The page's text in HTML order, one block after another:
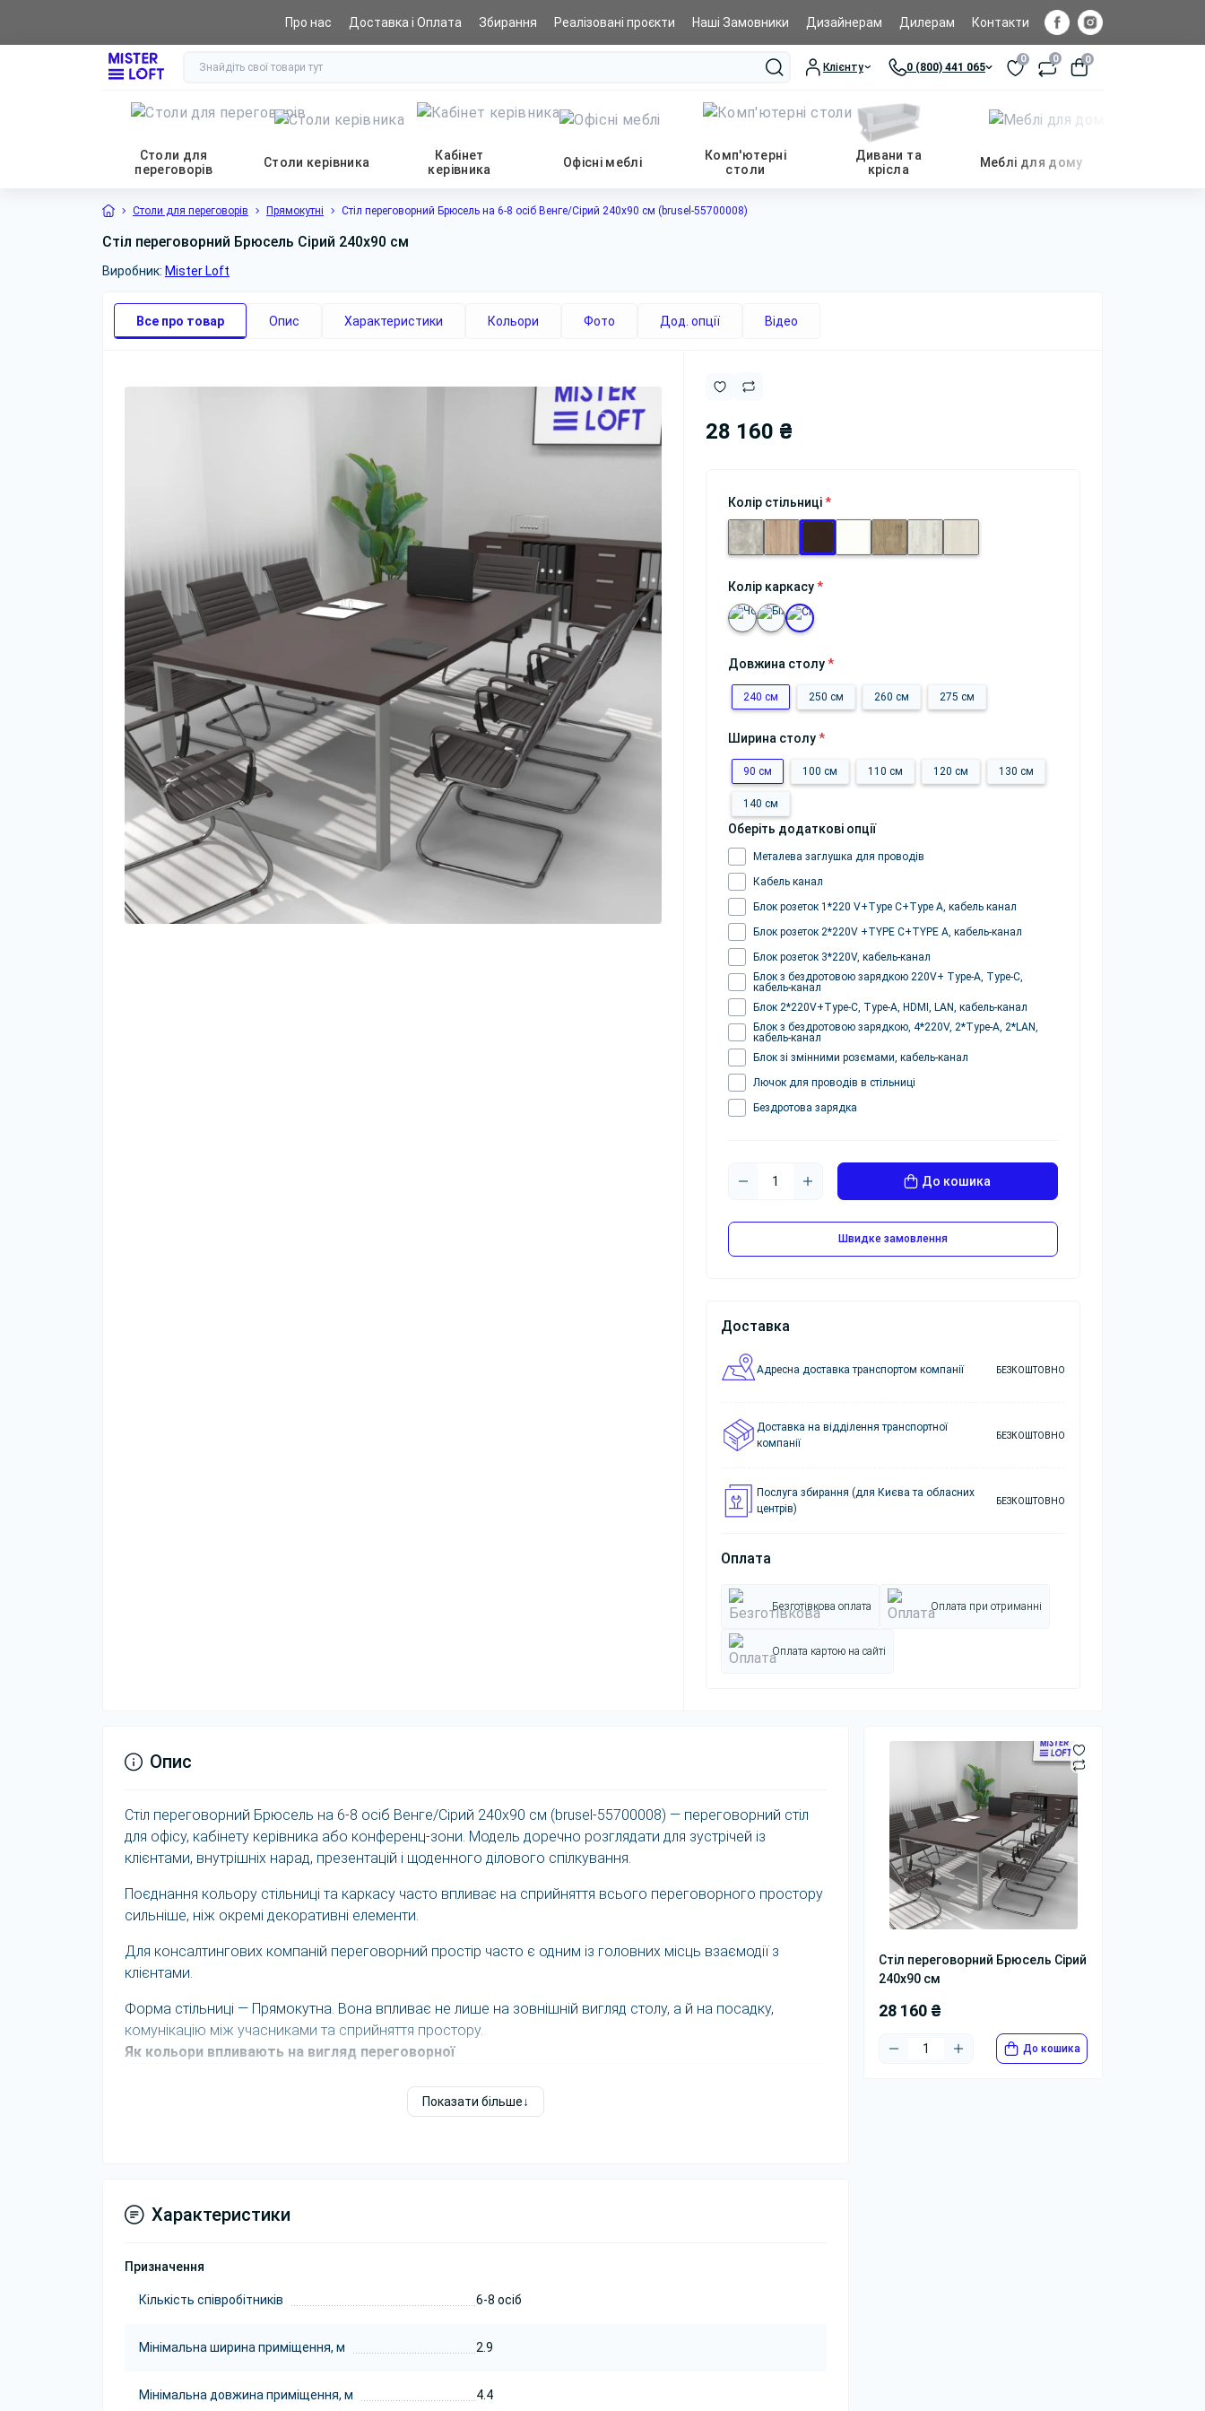
0 (800) 441 065
Про нас Доставка і Оплата Збирання Реалізовані проєкти Наші Замовники Дизайнерам Дилерам Контакти
Клієнту 0 (800) 441 065
0 0 0
Столи для
переговорів
Столи керівника
Кабінет
керівника
Офісні меблі
Комп'ютерні
столи
Дивани та
крісла
Меблі для дому
Столи для переговорів Прямокутні Стіл переговорний Брюсель на 6-8 осіб Венге/Сірий 240x90 см (brusel-55700008)
Стіл переговорний Брюсель Сірий 240x90 см
Виробник: Mister Loft
Все про товар Опис Характеристики Кольори Фото Дод. опції Відео
28 160 ₴
Колір стільниці*
Колір каркасу*
Довжина столу*
240 см 250 см 260 см 275 см
Ширина столу*
90 см 100 см 110 см 120 см 130 см
140 см
Оберіть додаткові опції
Металева заглушка для проводів
Кабель канал
Блок розеток 1*220 V+Type C+Type A, кабель канал
Блок розеток 2*220V +TYPE C+TYPE A, кабель-канал
Блок розеток 3*220V, кабель-канал
Блок з бездротовою зарядкою 220V+ Type-A, Type-C,
кабель-канал
Блок 2*220V+Type-C, Type-A, HDMI, LAN, кабель-канал
Блок з бездротовою зарядкою, 4*220V, 2*Type-A, 2*LAN,
кабель-канал
Блок зі змінними розємами, кабель-канал
Лючок для проводів в стільниці
Бездротова зарядка
До кошика
Швидке замовлення
Доставка
Адресна доставка транспортом компанії БЕЗКОШТОВНО
Доставка на відділення транспортної
компанії
БЕЗКОШТОВНО
Послуга збирання (для Києва та обласних
центрів)
БЕЗКОШТОВНО
Оплата
Безготівкова оплата Оплата при отриманні
Оплата картою на сайті
Стіл переговорний Брюсель Сірий
240x90 см
28 160 ₴
До кошика
Опис
Стіл переговорний Брюсель на 6-8 осіб Венге/Сірий 240x90 см (brusel-55700008) — переговорний стіл
для офісу, кабінету керівника або конференц-зони. Модель доречно розглядати для зустрічей із
клієнтами, внутрішніх нарад, презентацій і щоденного ділового спілкування.
Поєднання кольору стільниці та каркасу часто впливає на сприйняття всього переговорного простору
сильніше, ніж окремі декоративні елементи.
Для консалтингових компаній переговорний простір часто є одним із головних місць взаємодії з
клієнтами.
Форма стільниці — Прямокутна. Вона впливає не лише на зовнішній вигляд столу, а й на посадку,
комунікацію між учасниками та сприйняття простору.
Як кольори впливають на вигляд переговорної
Формує основне візуальне враження від столу.
кольорів
Як оцінити розміщення в кімнаті
Мінімальна ширина приміщення
Мінімальна довжина приміщення 4.4 м
Показати більше
Характеристики
Призначення
Кількість співробітників 6-8 осіб
Мінімальна ширина приміщення, м 2.9
Мінімальна довжина приміщення, м 4.4